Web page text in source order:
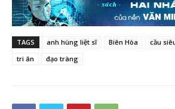
TAGS anh hùng liệt sĩ Biên Hòa cầu
tri ân
đạo tràng